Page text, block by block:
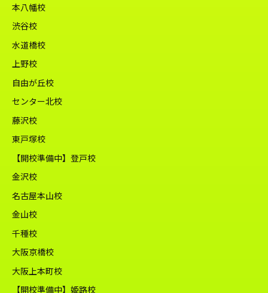
本八幡校
渋谷校
水道橋校
上野校
自由が丘校
センター北校
藤沢校
東戸塚校
【開校準備中】登戸校
金沢校
名古屋本山校
金山校
千種校
大阪京橋校
大阪上本町校
【開校準備中】姫路校